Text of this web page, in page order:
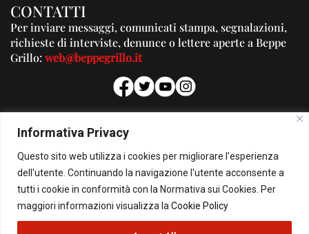
Informativa Privacy
Questo sito web utilizza i cookies per migliorare l'esperienza
dell'utente. Continuando la navigazione l'utente acconsente a
tutti i cookie in conformità con la Normativa sui Cookies. Per
maggiori informazioni visualizza la Cookie Policy
CONTATTI
Per inviare messaggi, comunicati stampa, segnalazioni,
richieste di interviste, denunce o lettere aperte a Beppe
Grillo:web@beppegrillo.it
PUBBLICITA'
Per la tua pubblicità su questo Blog:
pubblicita@beppegrillo.it